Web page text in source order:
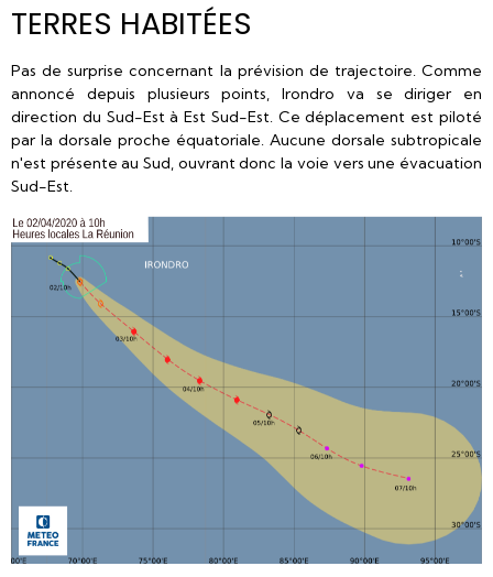
TERRES HABITÉES
Pas de surprise concernant la prévision de trajectoire. Comme
annoncé depuis plusieurs points, Irondro va se diriger en
direction du Sud-Est à Est Sud-Est. Ce déplacement est piloté
par la dorsale proche équatoriale. Aucune dorsale subtropicale
n'est présente au Sud, ouvrant donc la voie vers une évacuation
Sud-Est.